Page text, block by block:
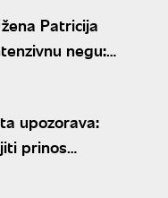
Patricija
negu:
17 godina
upozorava:
prinos
odsto,